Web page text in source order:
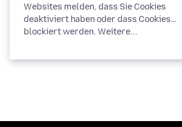
Websites melden, dass Sie Cookies
deaktiviert haben oder dass Cookies
blockiert werden. Weitere...